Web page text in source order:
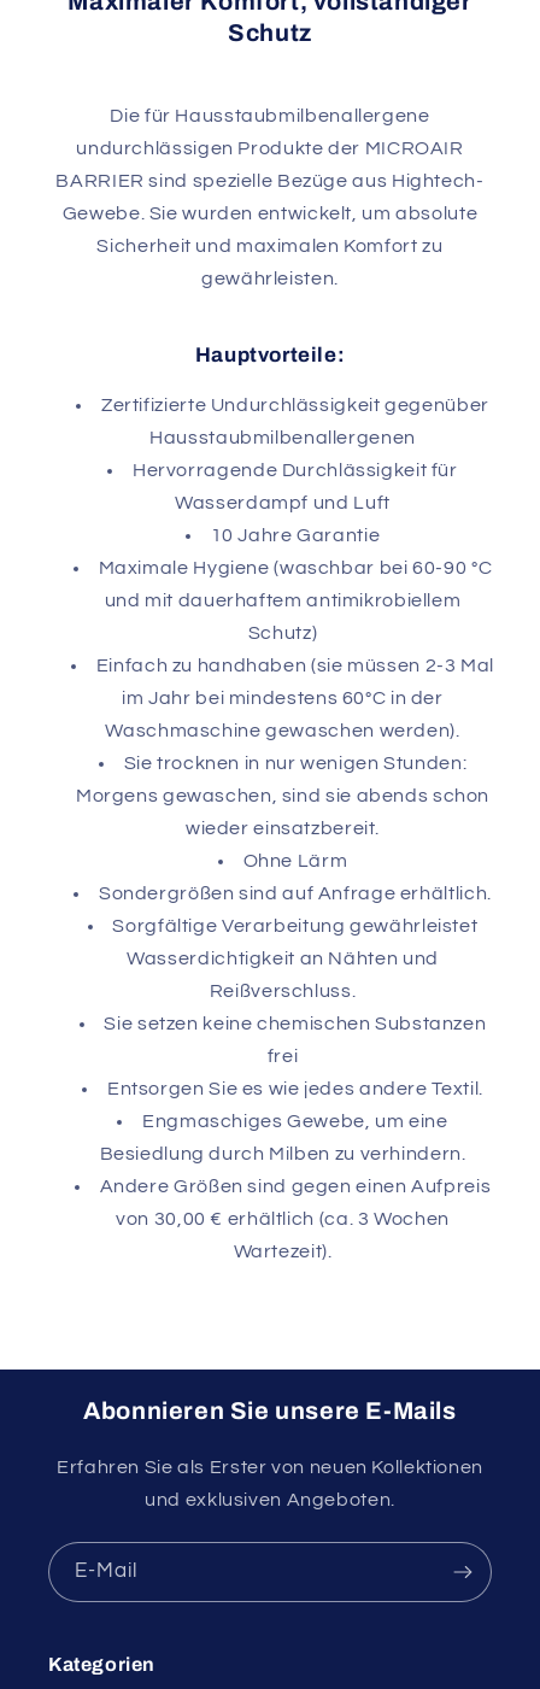
Schutz
Die für Hausstaubmilbenallergene
undurchlässigen Produkte der MICROAIR
BARRIER sind spezielle Bezüge aus Hightech-
Gewebe. Sie wurden entwickelt, um absolute
Sicherheit und maximalen Komfort zu
gewährleisten.
Hauptvorteile:
Zertifizierte Undurchlässigkeit gegenüber
Hausstaubmilbenallergenen
Hervorragende Durchlässigkeit für
Wasserdampf und Luft
10 Jahre Garantie
Maximale Hygiene (waschbar bei 60-90 °C
und mit dauerhaftem antimikrobiellem
Schutz)
Einfach zu handhaben (sie müssen 2-3 Mal
im Jahr bei mindestens 60°C in der
Waschmaschine gewaschen werden).
Sie trocknen in nur wenigen Stunden:
Morgens gewaschen, sind sie abends schon
wieder einsatzbereit.
Ohne Lärm
Sondergrößen sind auf Anfrage erhältlich.
Sorgfältige Verarbeitung gewährleistet
Wasserdichtigkeit an Nähten und
Reißverschluss.
Sie setzen keine chemischen Substanzen
frei
Entsorgen Sie es wie jedes andere Textil.
Engmaschiges Gewebe, um eine
Besiedlung durch Milben zu verhindern.
Andere Größen sind gegen einen Aufpreis
von 30,00 € erhältlich (ca. 3 Wochen
Wartezeit).
Abonnieren Sie unsere E-Mails
Erfahren Sie als Erster von neuen Kollektionen
und exklusiven Angeboten.
E-Mail
Kategorien